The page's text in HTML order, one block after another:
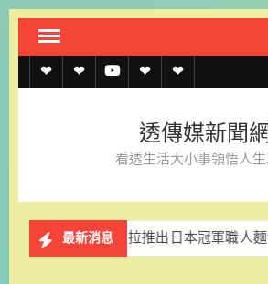
Skip
content透
約
透
上
記
透 聯
我
官
LINE
透傳媒新聞
看透生活大小事領悟人
最新消息
格里拉推出日本冠軍職人麵包